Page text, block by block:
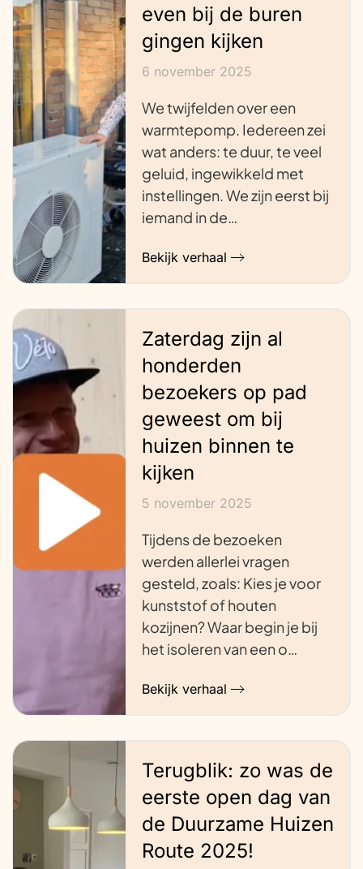
even bij de buren
gingen kijken
6 november 2025
We twijfelden over een
warmtepomp. Iedereen zei
wat anders: te duur, te veel
geluid, ingewikkeld met
instellingen. We zijn eerst bij
iemand in de…
Bekijk verhaal
Zaterdag zijn al
honderden
bezoekers op pad
geweest om bij
huizen binnen te
kijken
5 november 2025
Tijdens de bezoeken
werden allerlei vragen
gesteld, zoals: Kies je voor
kunststof of houten
kozijnen? Waar begin je bij
het isoleren van een o…
Bekijk verhaal
Terugblik: zo was de
eerste open dag van
de Duurzame Huizen
Route 2025!